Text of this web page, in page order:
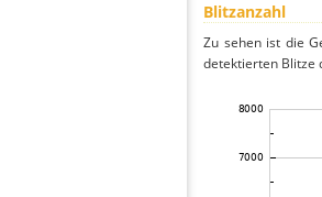
Blitzanzahl
Zu sehen ist die
detektierten Blitze